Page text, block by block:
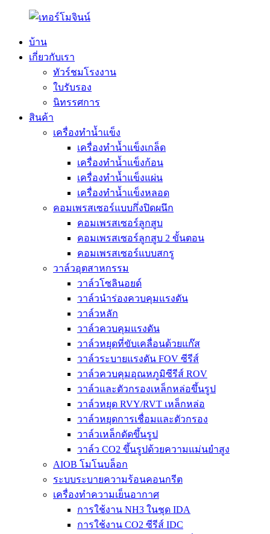
บ้าน
เกี่ยวกับเรา
ทัวร์ชมโรงงาน
ใบรับรอง
นิทรรศการ
สินค้า
เครื่องทำน้ำแข็ง
เครื่องทำน้ำแข็งเกล็ด
เครื่องทำน้ำแข็งก้อน
เครื่องทำน้ำแข็งแผ่น
เครื่องทำน้ำแข็งหลอด
คอมเพรสเซอร์แบบกึ่งปิดผนึก
คอมเพรสเซอร์ลูกสูบ
คอมเพรสเซอร์ลูกสูบ 2 ขั้นตอน
คอมเพรสเซอร์แบบสกรู
วาล์วอุตสาหกรรม
วาล์วโซลินอยด์
วาล์วนำร่องควบคุมแรงดัน
วาล์วหลัก
วาล์วควบคุมแรงดัน
วาล์วหยุดที่ขับเคลื่อนด้วยแก๊ส
วาล์วระบายแรงดัน FOV ซีรีส์
วาล์วควบคุมอุณหภูมิซีรีส์ ROV
วาล์วและตัวกรองเหล็กหล่อขึ้นรูป
วาล์วหยุด RVY/RVT เหล็กหล่อ
วาล์วหยุดการเชื่อมและตัวกรอง
วาล์วเหล็กดัดขึ้นรูป
วาล์ว CO2 ขึ้นรูปด้วยความแม่นยำสูง
AIOB โมโนบล็อก
ระบบระบายความร้อนคอนกรีต
เครื่องทำความเย็นอากาศ
การใช้งาน NH3 ในชุด IDA
การใช้งาน CO2 ซีรีส์ IDC